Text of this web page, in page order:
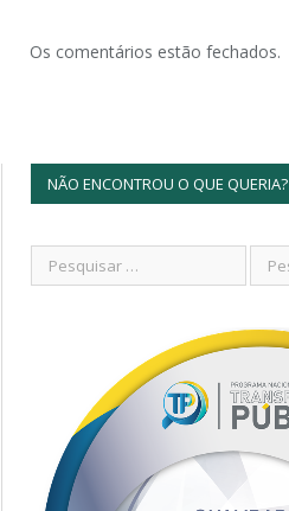
Os comentários estão fechados.
NÃO ENCONTROU O QUE QUERIA?